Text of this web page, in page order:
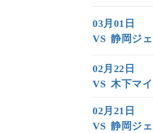
03月01日
VS 静岡ジ
02月22日
VS 木下マ
02月21日
VS 静岡ジ